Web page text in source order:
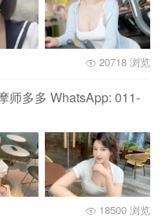
20718 浏览
师多多 WhatsApp: 011-
18500 浏览